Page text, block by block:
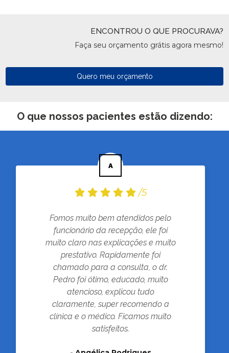
ENCONTROU O QUE PROCURAVA?
Faça seu orçamento grátis agora mesmo!
Quero meu orçamento
O que nossos pacientes estão dizendo:
/5
Fomos muito bem atendidos pelo
funcionário da recepção, ele foi
muito claro nas explicações e muito
prestativo. Rapidamente foi
chamado para a consulta, o dr.
Pedro foi ótimo, educado, muito
atencioso, explicou tudo
claramente, super recomendo a
clínica e o médico. Ficamos muito
satisfeitos.